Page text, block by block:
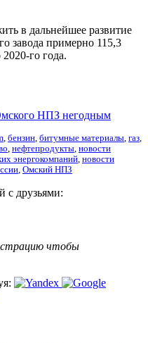
в дальнейшее развитие
завода примерно 115,3
го года.
НПЗ негодным
бензин битумные материалы газ
нефтепродукты новости
энергокомпаний новости
Омский НПЗ
с друзьями:
чтобы